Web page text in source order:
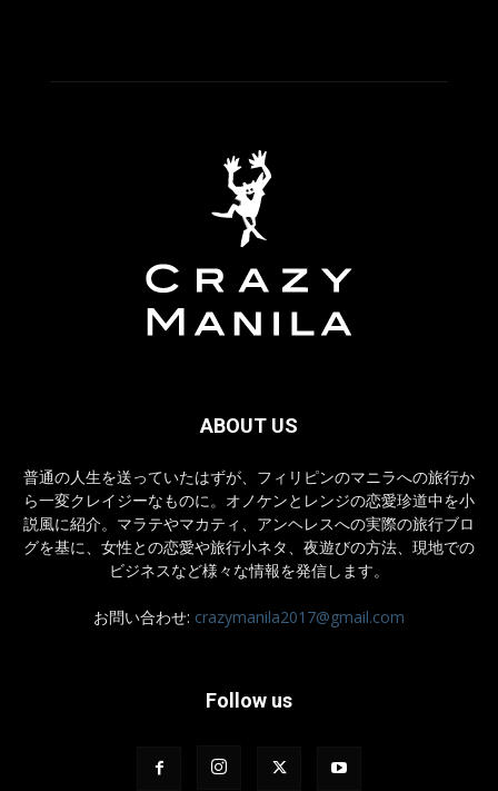
ABOUT US
普通の人生を送っていたはずが、フィリピンのマニラへの旅行か
ら一変クレイジーなものに。オノケンとレンジの恋愛珍道中を小
説風に紹介。マラテやマカティ、アンヘレスへの実際の旅行ブロ
グを基に、女性との恋愛や旅行小ネタ、夜遊びの方法、現地での
ビジネスなど様々な情報を発信します。
お問い合わせ: crazymanila2017@gmail.com
Follow us